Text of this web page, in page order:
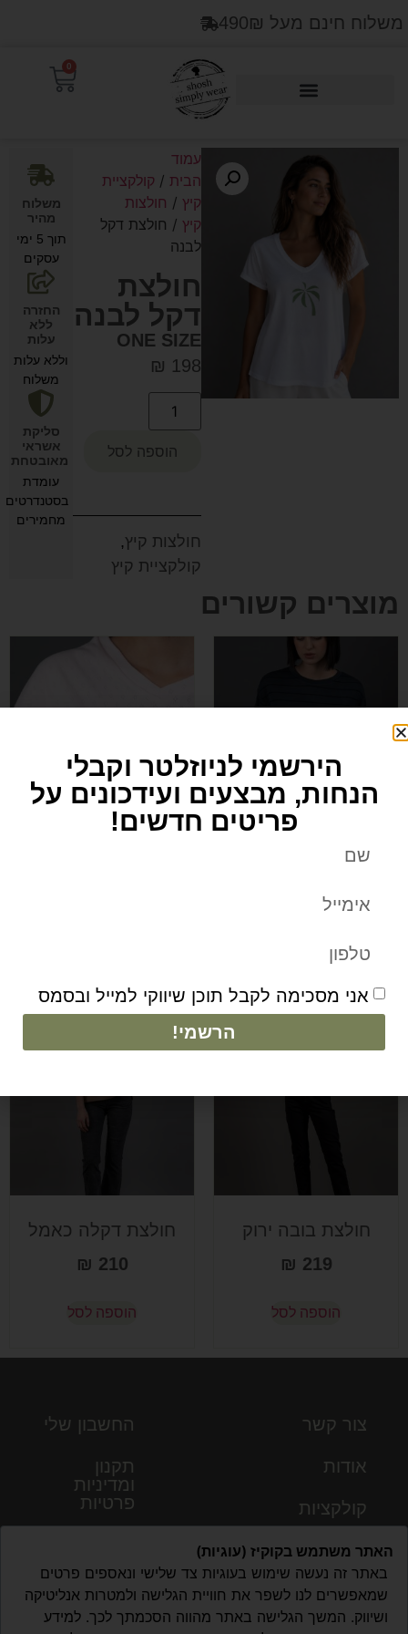
משלוח חינם מעל 490₪
0
עמוד
הבית / קולקציית
קיץ/ חולצות
קיץ/ חולצת דקל
לבנה
חולצת
דקל לבנה
ONE SIZE
198
₪
הוספה לסל
חולצות קיץ,
קולקציית קיץ
משלוח
מהיר
תוך 5 ימי
עסקים
החזרה
ללא
עלות
וללא עלות
משלוח
סליקת
אשראי
מאובטחת
עומדת
בסטנדרטים
מחמירים
מוצרים קשורים
חולצה מיכל אפור כהה
חולצת בובה ירוק
219
₪
הוספה לסל
חולצת דקלה כאמל
210
₪
הוספה לסל
צור קשר
אודות
קולקציות
החשבון שלי
תקנון
ומדיניות
פרטיות
האתר משתמש בקוקיז (עוגיות)
באתר זה נעשה שימוש בעוגיות צד שלישי ונאספים פרטים
שמאפשרים לנו לשפר את חוויית הגלישה ולמטרות אנליטיקה
ושיווק. המשך הגלישה באתר מהווה הסכמתך לכך. למידע
הירשמי לניוזלטר וקבלי
הנחות, מבצעים ועידכונים על
פריטים חדשים!
אני מסכימה לקבל תוכן שיווקי למייל ובסמס
הרשמי!